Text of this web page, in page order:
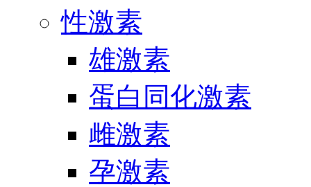
性激素
雄激素
蛋白同化激素
雌激素
孕激素